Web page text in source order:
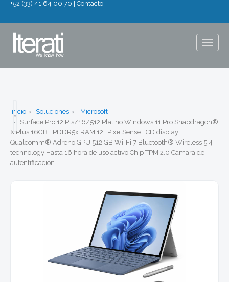
+52 (33) 41 64 00 70 Contacto
Inicio Soluciones
Microsoft
Surface Pro 12 Pls/16/512 Platino Windows 11 Pro Snapdragon®
X Plus 16GB LPDDR5x RAM 12” PixelSense LCD display
Qualcomm® Adreno GPU 512 GB Wi-Fi 7 Bluetooth® Wireless 5.4
technology Hasta 16 hora de uso activo Chip TPM 2.0 Cámara de
autentificación